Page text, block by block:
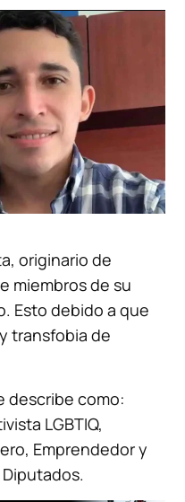
originario de
miembros de su
Esto debido a que
transfobia de
describe como:
LGBTIQ,
Emprendedor y
Diputados.